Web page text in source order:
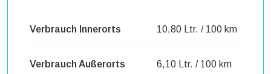
Verbrauch Innerorts 10,80 Ltr. / 100 km
Verbrauch Außerorts 6,10 Ltr. / 100 km